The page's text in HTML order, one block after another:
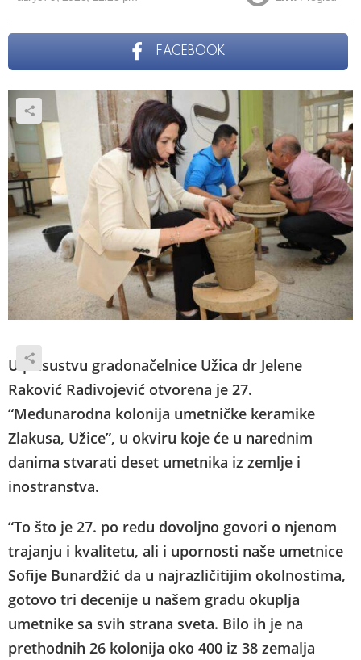
FACEBOOK
U prisustvu gradonačelnice Užica dr Jelene
Raković Radivojević otvorena je 27.
“Međunarodna kolonija umetničke keramike
Zlakusa, Užice”, u okviru koje će u narednim
danima stvarati deset umetnika iz zemlje i
inostranstva.
“To što je 27. po redu dovoljno govori o njenom
trajanju i kvalitetu, ali i upornosti naše umetnice
Sofije Bunardžić da u najrazličitijim okolnostima,
gotovo tri decenije u našem gradu okuplja
umetnike sa svih strana sveta. Bilo ih je na
prethodnih 26 kolonija oko 400 iz 38 zemalja